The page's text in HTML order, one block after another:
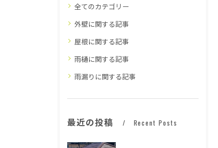
全てのカテゴリー
外壁に関する記事
屋根に関する記事
雨樋に関する記事
雨漏りに関する記事
最近の投稿 Recent Posts